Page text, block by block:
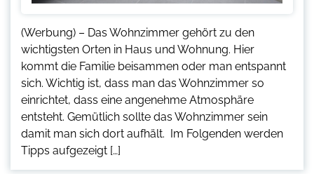
(Werbung) – Das Wohnzimmer gehört zu den
wichtigsten Orten in Haus und Wohnung. Hier
kommt die Familie beisammen oder man entspannt
sich. Wichtig ist, dass man das Wohnzimmer so
einrichtet, dass eine angenehme Atmosphäre
entsteht. Gemütlich sollte das Wohnzimmer sein
damit man sich dort aufhält. Im Folgenden werden
Tipps aufgezeigt […]